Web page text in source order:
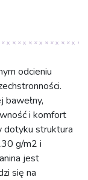
odcieniu
i komfort
dotyku struktura
g/m2 i
jest
się na